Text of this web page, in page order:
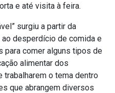
e até visita à feira.
surgiu a partir da
desperdício de comida e
para comer alguns tipos de
alimentar dos
trabalharem o tema dentro
que abrangem diversos